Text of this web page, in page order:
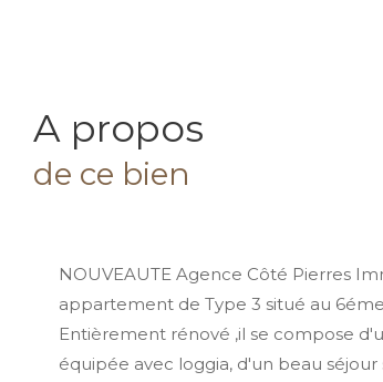
a propos
de ce bien
NOUVEAUTE Agence Côté Pierres
appartement de Type 3 situé au
Entièrement rénové ,il se compose
équipée avec loggia, d'un beau